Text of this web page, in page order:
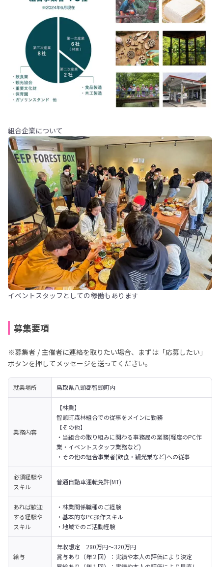
組合企業について
イベントスタッフとしての稼働もあります
募集要項
※募集者 / 主催者に連絡を取りたい場合、まずは「応募したい」
ボタンを押してメッセージを送ってください。
就業場所 鳥取県八頭郡智頭町内
業務内容
【林業】
智頭町森林組合での従事をメインに勤務
【その他】
・当組合の取り組みに関わる事務局の業務(軽度のPC作
業・イベントスタッフ業務など)
・その他の組合事業者(飲食・観光業など)への従事
必須経験や
スキル
普通自動車運転免許(MT)
あれば歓迎
する経験や
スキル
・林業関係職種のご経験
・基本的なPC操作スキル
・地域でのご活動経験
給与
年収想定　280万円～320万円
賞与あり（年２回）：実績や本人の評価により決定